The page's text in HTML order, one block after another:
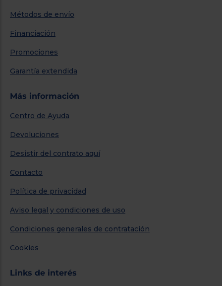
Métodos de envío
Financiación
Promociones
Garantía extendida
Más información
Centro de Ayuda
Devoluciones
Desistir del contrato aquí
Contacto
Política de privacidad
Aviso legal y condiciones de uso
Condiciones generales de contratación
Cookies
Links de interés